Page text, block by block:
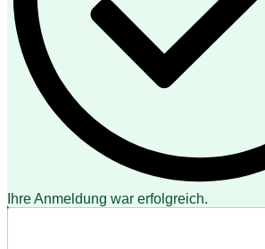
Ihre Anmeldung war erfolgreich.